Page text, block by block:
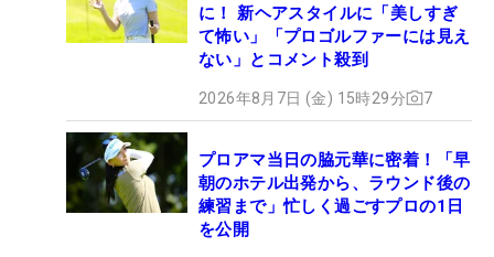
に！ 新ヘアスタイルに「美しすぎ
て怖い」「プロゴルファーには見え
ない」とコメント殺到
2026年8月7日 (金) 15時29分 7
プロアマ当日の脇元華に密着！「早
朝のホテル出発から、ラウンド後の
練習まで」忙しく過ごすプロの1日
を公開